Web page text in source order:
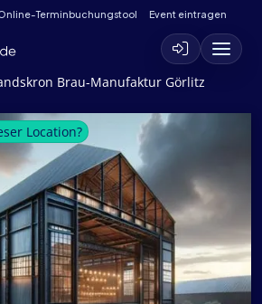
Terminbuchungstool Event eintragen
Brau-Manufaktur Görlitz
Location?